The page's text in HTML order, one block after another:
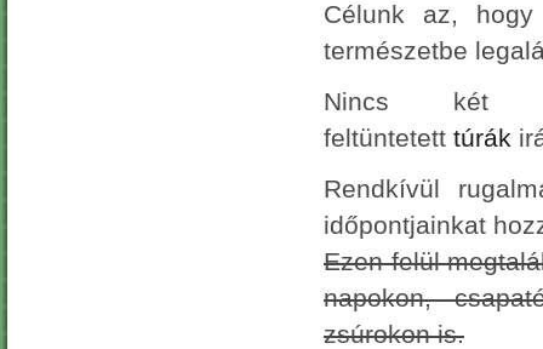
Célunk az,
természetbe
Nincs két
feltüntetett túrák
Rendkívül
időpontjainkat
Ezen felül
napokon,
zsúrokon is.